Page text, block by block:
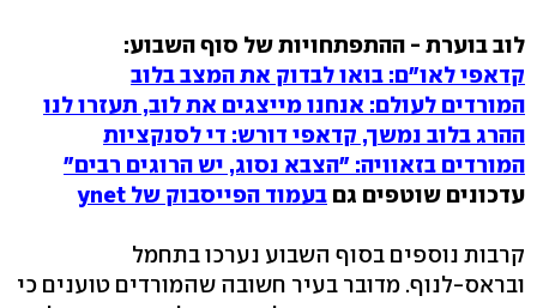
לוב בוערת - ההתפתחויות של סוף השבוע:
קדאפי לאו"ם: בואו לבדוק את המצב בלוב
המורדים לעולם: אנחנו מייצגים את לוב, תעזרו לנו
ההרג בלוב נמשך, קדאפי דורש: די לסנקציות
המורדים בזאוויה: "הצבא נסוג, יש הרוגים רבים"
עדכונים שוטפים גם בעמוד הפייסבוק של ynet
קרבות נוספים בסוף השבוע נערכו בתחמל
ובראס-לנוף. מדובר בעיר חשובה שהמורדים טוענים כי